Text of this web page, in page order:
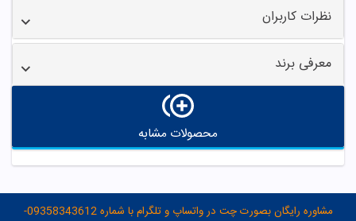
نظرات کاربران
معرفی برند
محصولات مشابه
مشاوره رایگان بصورت چت در واتساپ و تلگرام با شماره 09358343612-